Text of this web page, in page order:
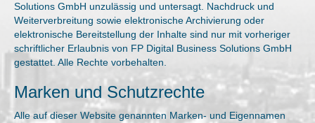
Solutions GmbH unzulässig und untersagt. Nachdruck und
Weiterverbreitung sowie elektronische Archivierung oder
elektronische Bereitstellung der Inhalte sind nur mit vorheriger
schriftlicher Erlaubnis von FP Digital Business Solutions GmbH
gestattet. Alle Rechte vorbehalten.
Marken und Schutzrechte
Alle auf dieser Website genannten Marken- und Eigennamen